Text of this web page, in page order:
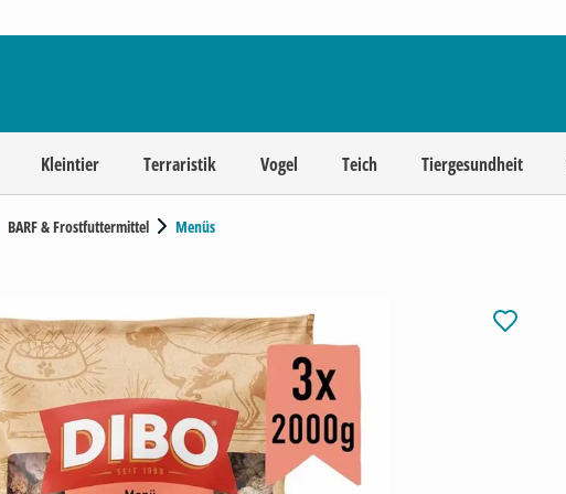
Kleintier Terraristik Vogel Teich Tiergesundheit
BARF & Frostfuttermittel Menüs